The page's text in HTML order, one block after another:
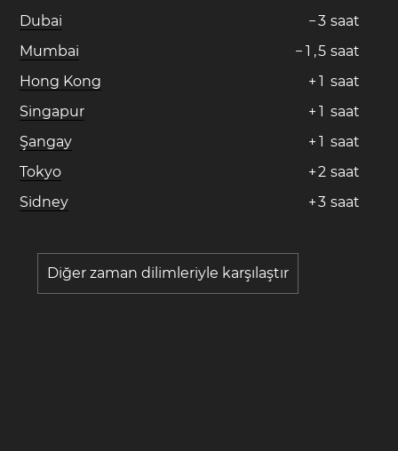
Dubai
−3 saat
Mumbai
− 1 ,5 saat
Hong Kong
+ 1 saat
Singapur
+ 1 saat
Şangay
+ 1 saat
Tokyo
+2 saat
Sidney
+3 saat
Diğer zaman dilimleriyle karşılaştır